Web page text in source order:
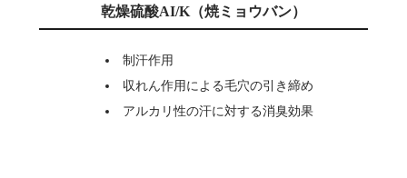
乾燥硫酸AI/K（焼ミョウバン）
制汗作用
収れん作用による毛穴の引き締め
アルカリ性の汗に対する消臭効果